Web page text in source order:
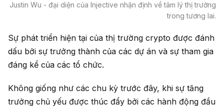
Justin Wu - đại diện của Injective nhận định về tâm lý thị trường
trong tương lai.
Sự phát triển hiện tại của thị trường crypto được đánh
dấu bởi sự trưởng thành của các dự án và sự tham gia
đáng kể của các tổ chức.
Không giống như các chu kỳ trước đây, khi sự tăng
trưởng chủ yếu được thúc đẩy bởi các hành động đầu